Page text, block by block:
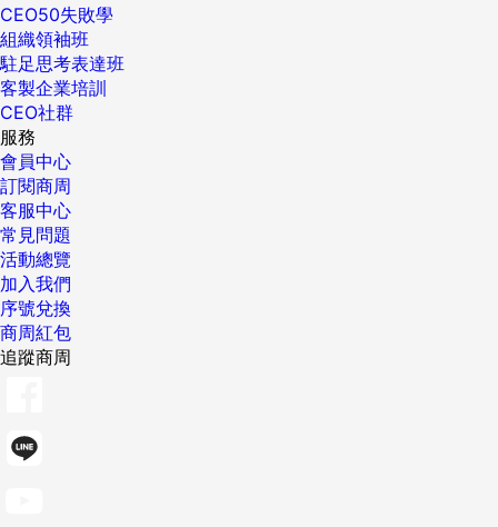
CEO50失敗學
組織領袖班
駐足思考表達班
客製企業培訓
CEO社群
服務
會員中心
訂閱商周
客服中心
常見問題
活動總覽
加入我們
序號兌換
商周紅包
追蹤商周